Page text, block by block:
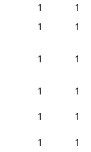
1
1
1
1
1 1
1
1
1
1
1
1